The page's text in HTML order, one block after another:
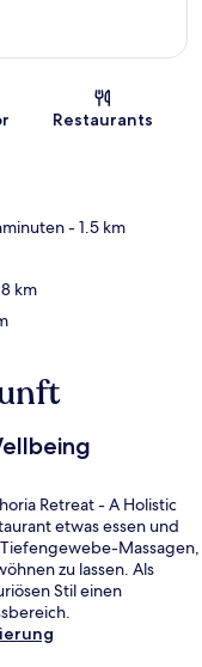
Restaurants
- 1.5 km
km
Retreat - A Holistic
etwas essen und
Massagen,
zu lassen. Als
Stil einen